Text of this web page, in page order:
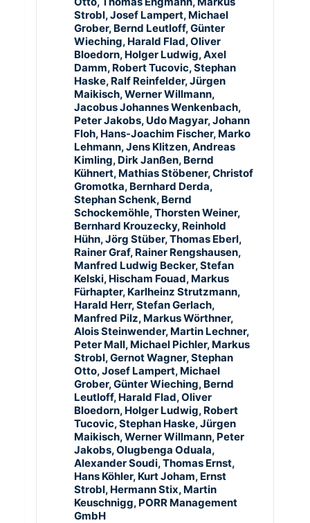
Strobl, Josef Lampert, Michael
Grober, Bernd Leutloff, Günter
Wieching, Harald Flad, Oliver
Bloedorn, Holger Ludwig, Axel
Damm, Robert Tucovic, Stephan
Haske, Ralf Reinfelder, Jürgen
Maikisch, Werner Willmann,
Jacobus Johannes Wenkenbach,
Peter Jakobs, Udo Magyar, Johann
Floh, Hans-Joachim Fischer, Marko
Lehmann, Jens Klitzen, Andreas
Kimling, Dirk Janßen, Bernd
Kühnert, Mathias Stöbener, Christof
Gromotka, Bernhard Derda,
Stephan Schenk, Bernd
Schockemöhle, Thorsten Weiner,
Bernhard Krouzecky, Reinhold
Hühn, Jörg Stüber, Thomas Eberl,
Rainer Graf, Rainer Rengshausen,
Manfred Ludwig Becker, Stefan
Kelski, Hischam Fouad, Markus
Fürhapter, Karlheinz Strutzmann,
Harald Herr, Stefan Gerlach,
Manfred Pilz, Markus Wörthner,
Alois Steinwender, Martin Lechner,
Peter Mall, Michael Pichler, Markus
Strobl, Gernot Wagner, Stephan
Otto, Josef Lampert, Michael
Grober, Günter Wieching, Bernd
Leutloff, Harald Flad, Oliver
Bloedorn, Holger Ludwig, Robert
Tucovic, Stephan Haske, Jürgen
Maikisch, Werner Willmann, Peter
Jakobs, Olugbenga Oduala,
Alexander Soudi, Thomas Ernst,
Hans Köhler, Kurt Joham, Ernst
Strobl, Hermann Stix, Martin
Keuschnigg, PORR Management
GmbH